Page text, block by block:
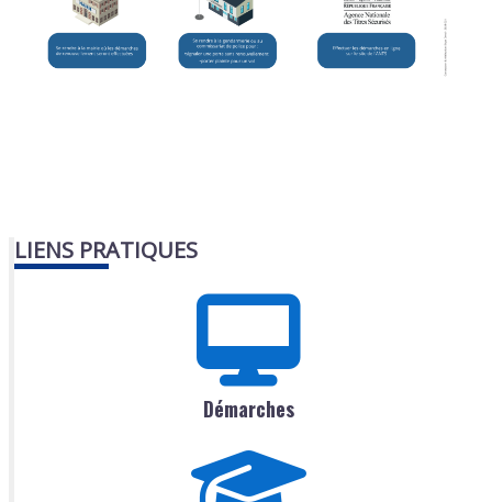
LIENS PRATIQUES
Démarches